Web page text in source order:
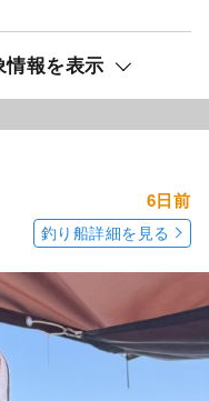
情報を表示
6日前
釣り船詳細を見る